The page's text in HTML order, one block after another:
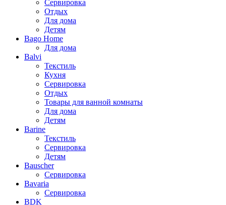
Сервировка
Отдых
Для дома
Детям
Bago Home
Для дома
Balvi
Текстиль
Кухня
Сервировка
Отдых
Товары для ванной комнаты
Для дома
Детям
Barine
Текстиль
Сервировка
Детям
Bauscher
Сервировка
Bavaria
Сервировка
BDK